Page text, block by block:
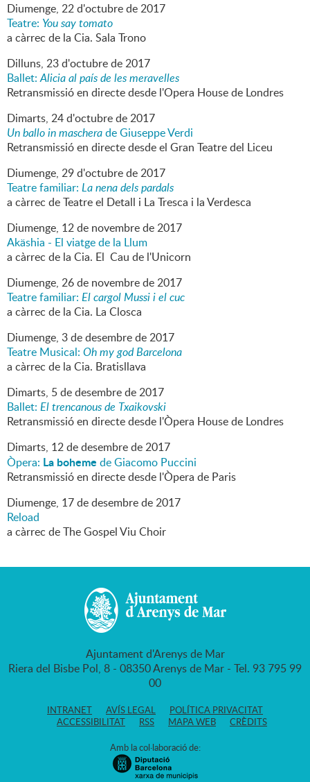
Diumenge, 22d'octubrede2017
Teatre: You say tomato
a càrrec de la Cia. Sala Trono
Dilluns, 23d'octubrede2017
Ballet:Alicia al país de les meravelles
Retransmissió en directe desde l'Opera House de Londres
Dimarts, 24d'octubrede2017
Un ballo in mascherade Giuseppe Verdi
Retransmissió en directe desde el Gran Teatre del Liceu
Diumenge, 29d'octubrede2017
Teatre familiar: La nena dels pardals
a càrrec de Teatre el Detall i La Tresca i la Verdesca
Diumenge, 12de novembrede2017
Akäshia - El viatge de la Llum
a càrrec de la Cia. El Cau de l'Unicorn
Diumenge, 26de novembrede2017
Teatre familiar: El cargol Mussi i el cuc
a càrrec de la Cia. La Closca
Diumenge, 3dedesembrede2017
Teatre Musical: Oh my god Barcelona
a càrrec de la Cia. Bratisllava
Dimarts, 5dedesembrede2017
Ballet: El trencanous de Txaikovski
Retransmissió en directe desde l'Òpera House de Londres
Dimarts, 12dedesembrede2017
Òpera: La boheme de Giacomo Puccini
Retransmissió en directe desde l'Òpera de Paris
Diumenge, 17dedesembrede2017
Reload
a càrrec de The Gospel Viu Choir
Ajuntament d'Arenys de Mar
Riera del Bisbe Pol, 8 - 08350 Arenys de Mar - Tel. 93 795 99
00
INTRANET AVÍS LEGAL
POLÍTICA PRIVACITAT
ACCESSIBILITAT
RSS MAPA WEB CRÈDITS
Amb la col·laboració de: